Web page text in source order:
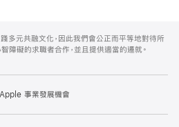
多元共融文化，因此我們會公正而平等地對待所
障礙的求職者合作，並且提供適當的遷就。
Apple 事業發展機會